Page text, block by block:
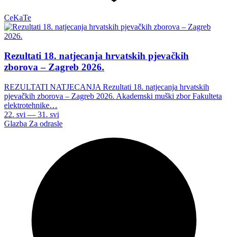
CeKaTe
Rezultati 18. natjecanja hrvatskih pjevačkih
zborova – Zagreb 2026.
REZULTATI NATJECANJA Rezultati 18. natjecanja hrvatskih
pjevačkih zborova – Zagreb 2026. Akademski muški zbor Fakulteta
elektrotehnike…
22. svi — 31. svi
Glazba Za odrasle